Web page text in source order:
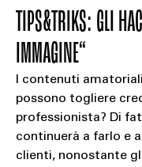
TIPS&TRIKS: GLI
IMMAGINE“
I contenuti
possono togliere
professionista? Di
continuerà a farlo e
clienti, nonostante